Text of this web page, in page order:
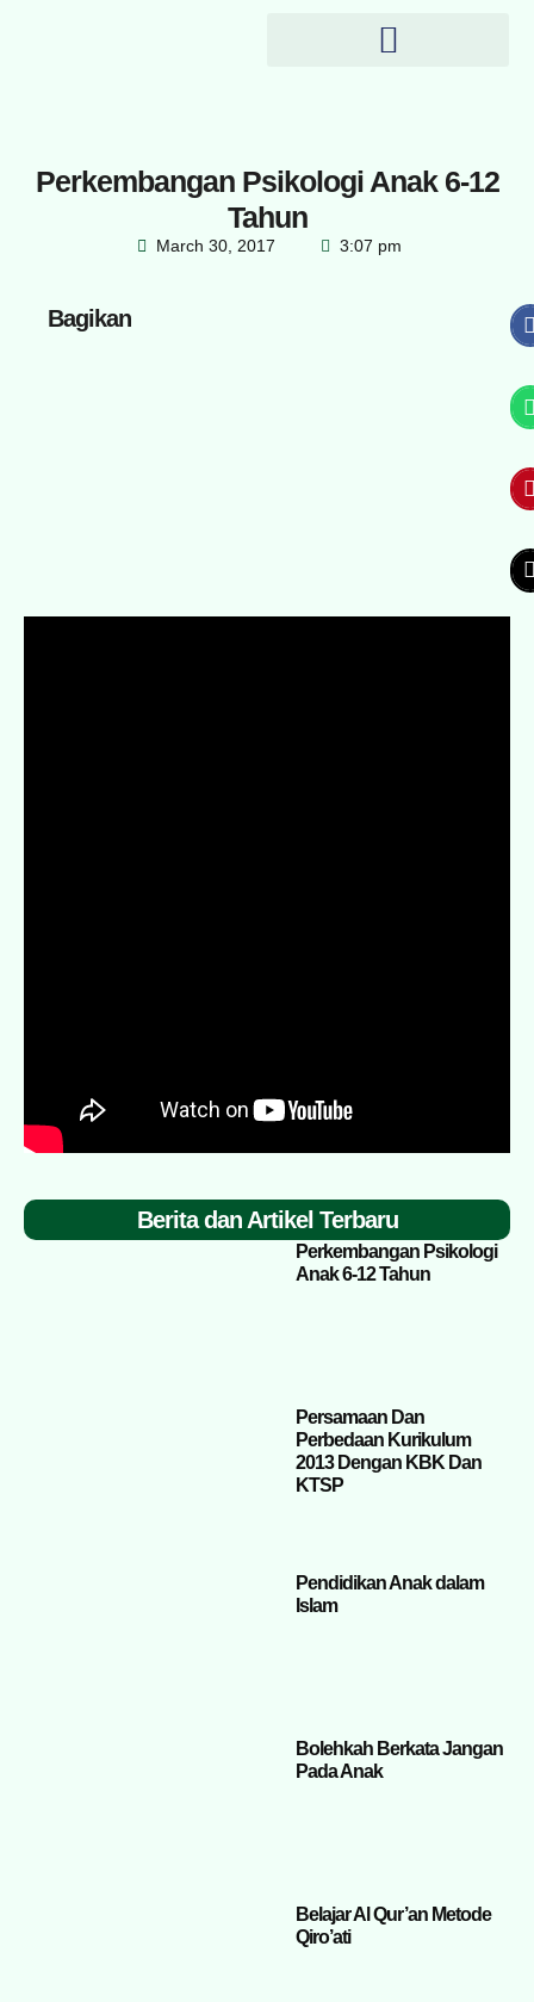
Perkembangan Psikologi Anak 6-12
Tahun
March 30, 2017 3:07 pm
Bagikan
Berita dan Artikel Terbaru
Perkembangan Psikologi
Anak 6-12 Tahun
Persamaan Dan
Perbedaan Kurikulum
2013 Dengan KBK Dan
KTSP
Pendidikan Anak dalam
Islam
Bolehkah Berkata Jangan
Pada Anak
Belajar Al Qur’an Metode
Qiro’ati